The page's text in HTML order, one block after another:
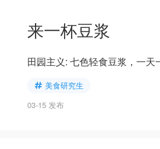
来一杯豆浆
田园主义: 七色轻食豆浆，一
美食研究生
03-15 发布